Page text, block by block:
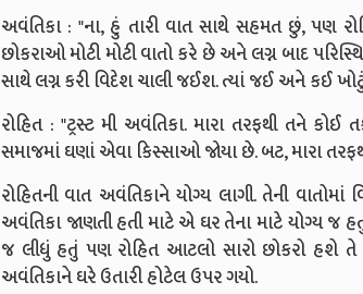
અવંતિકા : "ના, હું તારી વાત સાથે સહમત છું, પણ
છોકરાઓ મોટી મોટી વાતો કરે છે અને લગ્ન બાદ
સાથે લગ્ન કરી વિદેશ ચાલી જઈશ. ત્યાં જઈ અને કઈ
રોહિત : "ટ્રસ્ટ મી અવંતિકા. મારા તરફથી તને
સમાજમાં ઘણાં એવા કિસ્સાઓ જોયા છે. બટ, મારા
રોહિતની વાત અવંતિકાને યોગ્ય લાગી. તેની
અવંતિકા જાણતી હતી માટે એ ઘર તેના માટે યોગ્ય જ
જ લીધું હતું પણ રોહિત આટલો સારો છોકરો હશે તે
અવંતિકાને ઘરે ઉતારી હોટેલ ઉપર ગયો.